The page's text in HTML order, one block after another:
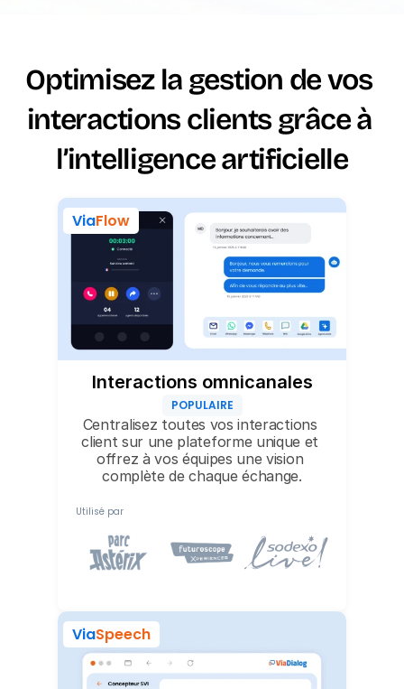
Optimisez la gestion de vos
interactions clients grâce à
l’intelligence artificielle
ViaFlow
Interactions omnicanales
POPULAIRE
Centralisez toutes vos interactions
client sur une plateforme unique et
offrez à vos équipes une vision
complète de chaque échange.
Utilisé par
ViaSpeech